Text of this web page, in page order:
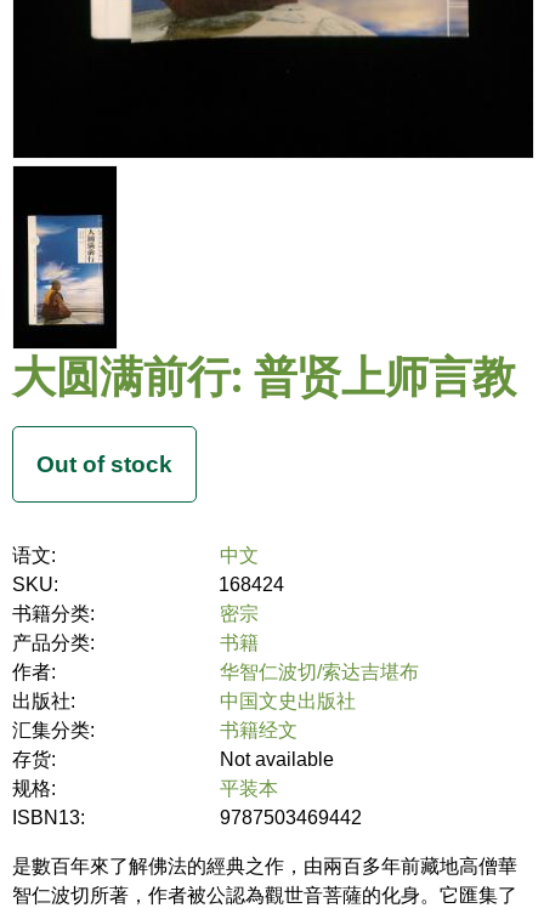
大圆满前行: 普贤上师言教
语文:
中文
SKU:
168424
书籍分类:
密宗
产品分类:
书籍
作者:
华智仁波切/索达吉堪布
出版社:
中国文史出版社
汇集分类:
书籍经文
存货:
Not available
规格:
平装本
ISBN13:
9787503469442
是數百年來了解佛法的經典之作，由兩百多年前藏地高僧華
智仁波切所著，作者被公認為觀世音菩薩的化身。它匯集了